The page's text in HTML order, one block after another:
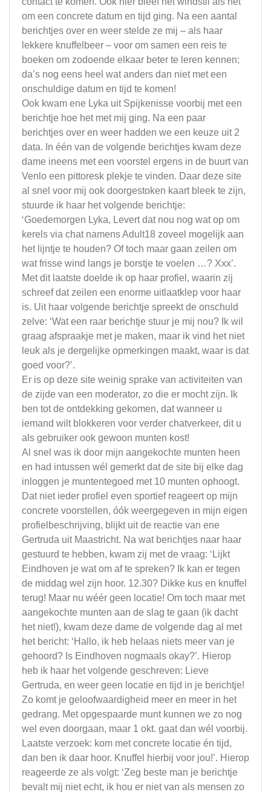
om een concrete datum en tijd ging. Na een aantal
berichtjes over en weer stelde ze mij – als haar
lekkere knuffelbeer – voor om samen een reis te
boeken om zodoende elkaar beter te leren kennen;
da’s nog eens heel wat anders dan niet met een
onschuldige datum en tijd te komen!
Ook kwam ene Lyka uit Spijkenisse voorbij met een
berichtje hoe het met mij ging. Na een paar
berichtjes over en weer hadden we een keuze uit 2
data. In één van de volgende berichtjes kwam deze
dame ineens met een voorstel ergens in de buurt van
Venlo een pittoresk plekje te vinden. Daar deze site
al snel voor mij ook doorgestoken kaart bleek te zijn,
stuurde ik haar het volgende berichtje:
‘Goedemorgen Lyka, Levert dat nou nog wat op om
kerels via chat namens Adult18 zoveel mogelijk aan
het lijntje te houden? Of toch maar gaan zeilen om
wat frisse wind langs je borstje te voelen …? Xxx’.
Met dit laatste doelde ik op haar profiel, waarin zij
schreef dat zeilen een enorme uitlaatklep voor haar
is. Uit haar volgende berichtje spreekt de onschuld
zelve: ‘Wat een raar berichtje stuur je mij nou? Ik wil
graag afspraakje met je maken, maar ik vind het niet
leuk als je dergelijke opmerkingen maakt, waar is dat
goed voor?’.
Er is op deze site weinig sprake van activiteiten van
de zijde van een moderator, zo die er mocht zijn. Ik
ben tot de ontdekking gekomen, dat wanneer u
iemand wilt blokkeren voor verder chatverkeer, dit u
als gebruiker ook gewoon munten kost!
Al snel was ik door mijn aangekochte munten heen
en had intussen wél gemerkt dat de site bij elke dag
inloggen je muntentegoed met 10 munten ophoogt.
Dat niet ieder profiel even sportief reageert op mijn
concrete voorstellen, óók weergegeven in mijn eigen
profielbeschrijving, blijkt uit de reactie van ene
Gertruda uit Maastricht. Na wat berichtjes naar haar
gestuurd te hebben, kwam zij met de vraag: ‘Lijkt
Eindhoven je wat om af te spreken? Ik kan er tegen
de middag wel zijn hoor. 12.30? Dikke kus en knuffel
terug! Maar nu wéér geen locatie! Om toch maar met
aangekochte munten aan de slag te gaan (ik dacht
het niet!), kwam deze dame de volgende dag al met
het bericht: ‘Hallo, ik heb helaas niets meer van je
gehoord? Is Eindhoven nogmaals okay?’. Hierop
heb ik haar het volgende geschreven: Lieve
Gertruda, en weer geen locatie en tijd in je berichtje!
Zo komt je geloofwaardigheid meer en meer in het
gedrang. Met opgespaarde munt kunnen we zo nog
wel even doorgaan, maar 1 okt. gaat dan wél voorbij.
Laatste verzoek: kom met concrete locatie én tijd,
dan ben ik daar hoor. Knuffel hierbij voor jou!’. Hierop
reageerde ze als volgt: ‘Zeg beste man je berichtje
bevalt mij niet echt, ik hou er niet van als mensen zo